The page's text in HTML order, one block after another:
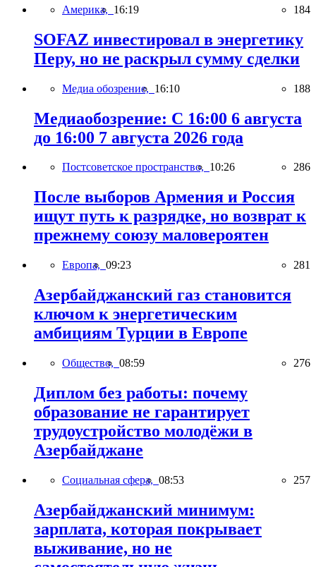
Америка, 16:19 184
SOFAZ инвестировал в энергетику
Перу, но не раскрыл сумму сделки
Медиа обозрение, 16:10 188
Медиаобозрение: С 16:00 6 августа
до 16:00 7 августа 2026 года
Постсоветское пространство, 10:26 286
После выборов Армения и Россия
ищут путь к разрядке, но возврат к
прежнему союзу маловероятен
Европа, 09:23 281
Азербайджанский газ становится
ключом к энергетическим
амбициям Турции в Европе
Общество, 08:59 276
Диплом без работы: почему
образование не гарантирует
трудоустройство молодёжи в
Азербайджане
Социальная сфера, 08:53 257
Азербайджанский минимум:
зарплата, которая покрывает
выживание, но не